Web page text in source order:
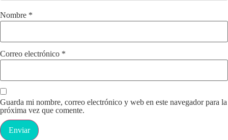
Nombre *
Correo electrónico *
Guarda mi nombre, correo electrónico y web en este navegador para la
próxima vez que comente.